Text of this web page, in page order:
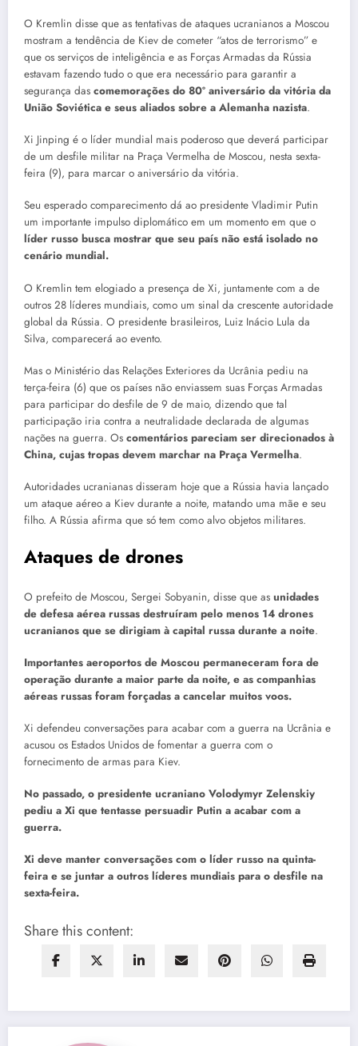
O Kremlin disse que as tentativas de ataques ucranianos a Moscou
mostram a tendência de Kiev de cometer “atos de terrorismo” e
que os serviços de inteligência e as Forças Armadas da Rússia
estavam fazendo tudo o que era necessário para garantir a
segurança das comemorações do 80º aniversário da vitória da
União Soviética e seus aliados sobre a Alemanha nazista.
Xi Jinping é o líder mundial mais poderoso que deverá participar
de um desfile militar na Praça Vermelha de Moscou, nesta sexta-
feira (9), para marcar o aniversário da vitória.
Seu esperado comparecimento dá ao presidente Vladimir Putin
um importante impulso diplomático em um momento em que o
líder russo busca mostrar que seu país não está isolado no
cenário mundial.
O Kremlin tem elogiado a presença de Xi, juntamente com a de
outros 28 líderes mundiais, como um sinal da crescente autoridade
global da Rússia. O presidente brasileiros, Luiz Inácio Lula da
Silva, comparecerá ao evento.
Mas o Ministério das Relações Exteriores da Ucrânia pediu na
terça-feira (6) que os países não enviassem suas Forças Armadas
para participar do desfile de 9 de maio, dizendo que tal
participação iria contra a neutralidade declarada de algumas
nações na guerra. Os comentários pareciam ser direcionados à
China, cujas tropas devem marchar na Praça Vermelha.
Autoridades ucranianas disseram hoje que a Rússia havia lançado
um ataque aéreo a Kiev durante a noite, matando uma mãe e seu
filho. A Rússia afirma que só tem como alvo objetos militares.
Ataques de drones
O prefeito de Moscou, Sergei Sobyanin, disse que as unidades
de defesa aérea russas destruíram pelo menos 14 drones
ucranianos que se dirigiam à capital russa durante a noite.
Importantes aeroportos de Moscou permaneceram fora de
operação durante a maior parte da noite, e as companhias
aéreas russas foram forçadas a cancelar muitos voos.
Xi defendeu conversações para acabar com a guerra na Ucrânia e
acusou os Estados Unidos de fomentar a guerra com o
fornecimento de armas para Kiev.
No passado, o presidente ucraniano Volodymyr Zelenskiy
pediu a Xi que tentasse persuadir Putin a acabar com a
guerra.
Xi deve manter conversações com o líder russo na quinta-
feira e se juntar a outros líderes mundiais para o desfile na
sexta-feira.
Share this content: